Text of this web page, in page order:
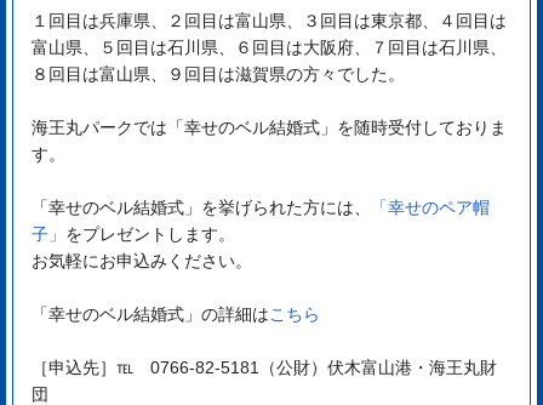
１回目は兵庫県、２回目は富山県、３回目は東京都、４回目は
富山県、５回目は石川県、６回目は大阪府、７回目は石川県、
８回目は富山県、９回目は滋賀県の方々でした。
海王丸パークでは「幸せのベル結婚式」を随時受付しておりま
す。
「幸せのベル結婚式」を挙げられた方には、
「幸せのペア帽
子」 をプレゼントします。
お気軽にお申込みください。
「幸せのベル結婚式」の詳細はこちら
［申込先］℡ 0766-82-5181（公財）伏木富山港・海王丸財
団